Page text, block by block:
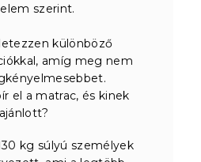
szerint.
különböző
amíg meg nem
el a matrac, és kinek
ajánlott?
kg súlyú személyek